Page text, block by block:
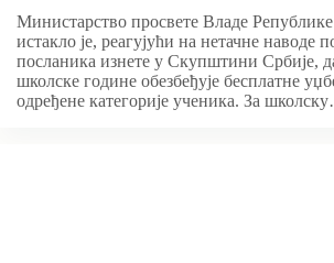
Министарство просвете Владе
истакло је, реагујући на нетачне наводе
посланика изнете у Скупштини Србије,
школске године обезбеђује бесплатне
одређене категорије ученика. За